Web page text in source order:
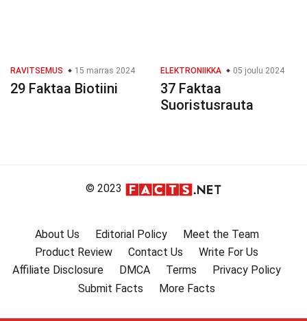
RAVITSEMUS 15 marras 2024
29 Faktaa Biotiini
ELEKTRONIIKKA 05 joulu 2024
37 Faktaa
Suoristusrauta
© 2023
About Us Editorial Policy
Meet the Team
Product Review
Contact Us
Write For Us
Affiliate Disclosure
DMCA Terms
Privacy Policy
Submit Facts
More Facts